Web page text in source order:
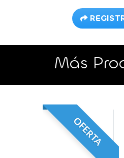
Más
OFERTA